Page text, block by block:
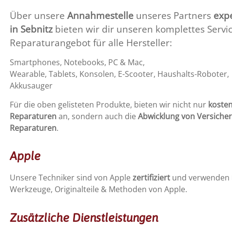
Über unsere Annahmestelle unseres Partners
in Sebnitz bieten wir dir unseren komplettes
Reparaturangebot für alle Hersteller:
Smartphones, Notebooks, PC & Mac,
Wearable, Tablets, Konsolen, E-Scooter, Haushalts-Roboter,
Akkusauger
Für die oben gelisteten Produkte, bieten wir nicht nur
Reparaturenan, sondern auch die Abwicklung von
Reparaturen.
Apple
Unsere Techniker sind von Apple zertifiziert und verwenden
Werkzeuge, Originalteile & Methoden von Apple.
Zusätzliche Dienstleistungen